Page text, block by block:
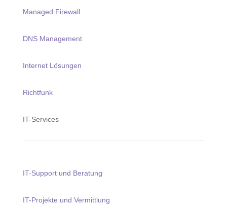
Managed Firewall
DNS Management
Internet Lösungen
Richtfunk
IT-Services
IT-Support und Beratung
IT-Projekte und Vermittlung